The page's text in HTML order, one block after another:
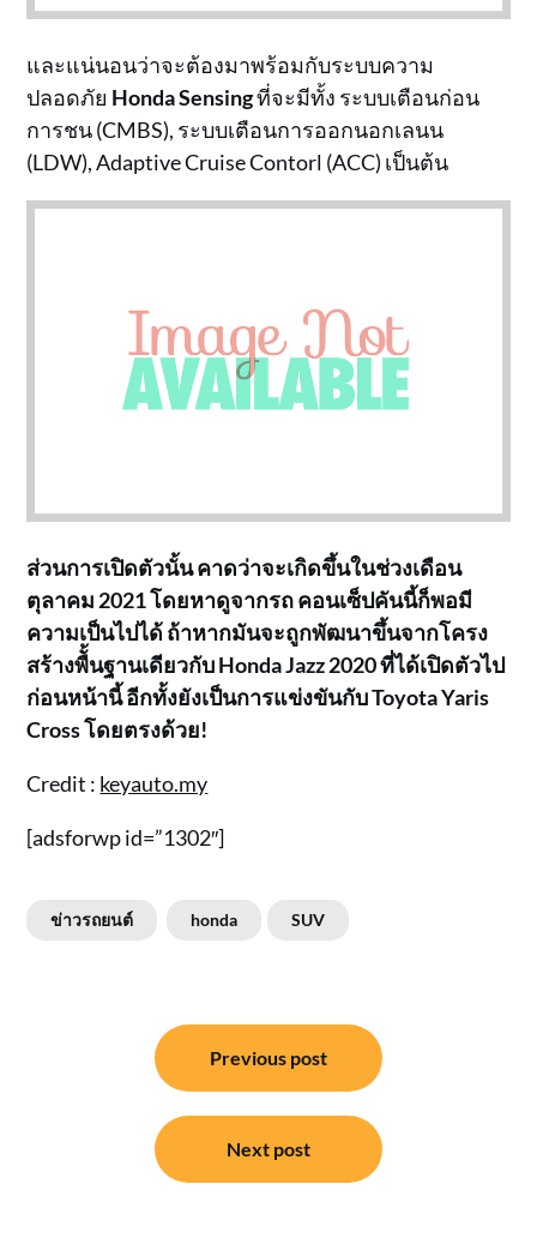
และแน่นอนว่าจะต้องมาพร้อมกับระบบความ
ปลอดภัย Honda Sensingที่จะมีทั้ง ระบบเตือนก่อน
การชน (CMBS), ระบบเตือนการออกนอกเลนน
(LDW), Adaptive Cruise Contorl (ACC) เป็นต้น
ส่วนการเปิดตัวนั้น คาดว่าจะเกิดขึ้นในช่วงเดือน
ตุลาคม 2021 โดยหาดูจากรถ คอนเซ็ปคันนี้ก็พอมี
ความเป็นไปได้ ถ้าหากมันจะถูกพัฒนาขึ้นจากโครง
สร้างพืั้นฐานเดียวกับ Honda Jazz 2020 ที่ได้เปิดตัวไป
ก่อนหน้านี้ อีกทั้งยังเป็นการแข่งขันกับ Toyota Yaris
Cross โดยตรงด้วย!
Credit : keyauto.my
[adsforwp id=”1302″]
ข่าวรถยนต์ honda SUV
Previous post
Next post